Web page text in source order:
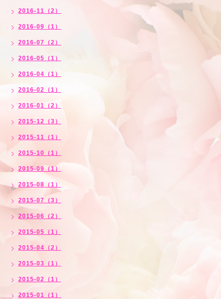
2016-11（2）
2016-09（1）
2016-07（2）
2016-05（1）
2016-04（1）
2016-02（1）
2016-01（2）
2015-12（3）
2015-11（1）
2015-10（1）
2015-09（1）
2015-08（1）
2015-07（3）
2015-06（2）
2015-05（1）
2015-04（2）
2015-03（1）
2015-02（1）
2015-01（1）